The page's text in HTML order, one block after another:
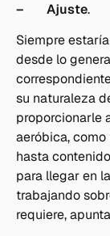
– Ajuste.
Siempre
desde lo
su naturaleza
proporcionarle
aeróbica,
hasta
para llegar en
trabajando
requiere,